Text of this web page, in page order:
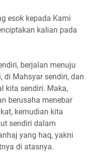
esok kepada Kami
kalian pada
berjalan menuju
di Mahsyar sendiri, dan
kita sendiri. Maka,
berusaha menebar
kemudian kita
sendiri dalam
yang haq, yakni
di atasnya.